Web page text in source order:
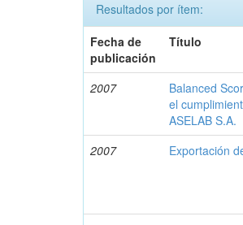
Resultados por ítem:
Fecha de
publicación
Título
2007
Balanced
el
ASELAB S.A.
2007 Exportación